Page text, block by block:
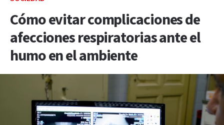
Cómo evitar complicaciones de
afecciones respiratorias ante el
humo en el ambiente